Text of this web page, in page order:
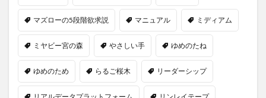
マズローの5段階欲求説 マニュアル ミディアム
ミヤビー宮の森 やさしい手 ゆめのたね
ゆめのため らるご桜木 リーダーシップ